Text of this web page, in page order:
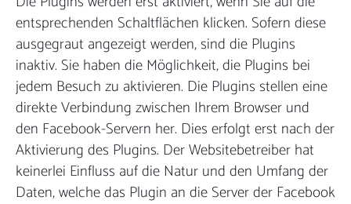
entsprechenden Schaltflächen klicken. Sofern diese
ausgegraut angezeigt werden, sind die Plugins
inaktiv. Sie haben die Möglichkeit, die Plugins bei
jedem Besuch zu aktivieren. Die Plugins stellen eine
direkte Verbindung zwischen Ihrem Browser und
den Facebook-Servern her. Dies erfolgt erst nach der
Aktivierung des Plugins. Der Websitebetreiber hat
keinerlei Einfluss auf die Natur und den Umfang der
Daten, welche das Plugin an die Server der Facebook